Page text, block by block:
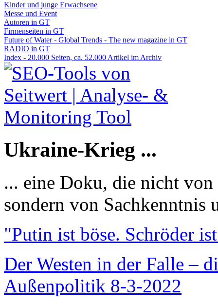
Kinder und junge Erwachsene
Messe und Event
Autoren in GT
Firmenseiten in GT
Future of Water - Global Trends - The new magazine in GT
RADIO in GT
Index - 20.000 Seiten, ca. 52.000 Artikel im Archiv
Ukraine-Krieg ...
... eine Doku, die nicht
sondern von Sachkenntnis
"Putin ist böse. Schröder
Der Westen in der Falle –
Außenpolitik 8-3-2022